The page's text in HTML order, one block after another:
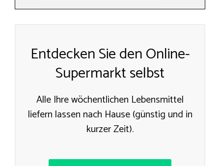
Entdecken Sie den Online-
Supermarkt selbst
Alle Ihre wöchentlichen Lebensmittel
liefern lassen nach Hause (günstig und in
kurzer Zeit).